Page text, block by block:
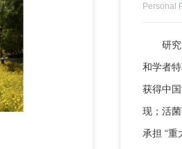
Personal
研
和学者
获得中
现；活
承担 “